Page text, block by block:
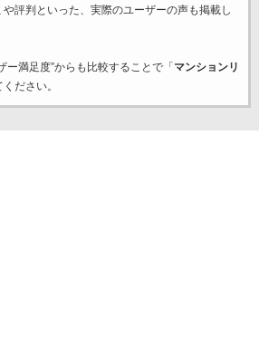
評判といった、実際のユーザーの声も掲載し
ー満足度”からも比較することで「 マンションリ
ださい。